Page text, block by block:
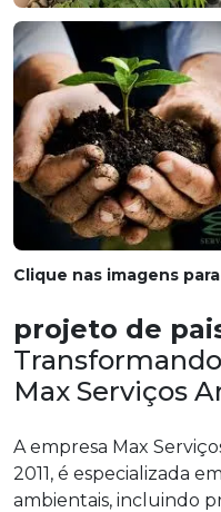
Clique nas imagens
projeto de
Max Serviços
A empresa Max
2011, é especializada
ambientais, incluindo